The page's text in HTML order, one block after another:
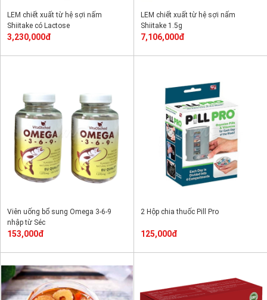
LEM chiết xuất từ hệ sợi nấm
Shiitake có Lactose
3,230,000đ
LEM chiết xuất từ hệ sợi nấm
Shiitake 1.5g
7,106,000đ
Viên uống bổ sung Omega 3-6-9
nhập từ Séc
153,000đ
2 Hộp chia thuốc Pill Pro
125,000đ